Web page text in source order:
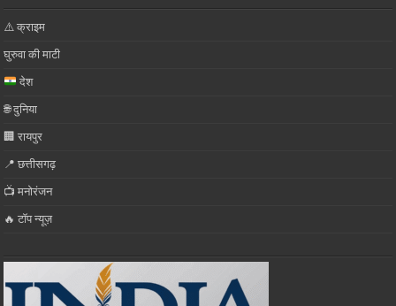
⚠️ क्राइम
घुरुवा की माटी
देश
🌐 दुनिया
🏢 रायपुर
📍 छत्तीसगढ़
📺 मनोरंजन
🔥 टॉप न्यूज़